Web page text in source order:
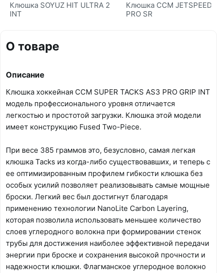
Клюшка SOYUZ HIT ULTRA 2
INT
Клюшка CCM JETSPEED
PRO SR
О товаре
Описание
Клюшка хоккейная CCM SUPER TACKS AS3 PRO GRIP INT
модель профессионального уровня отличается
легкостью и простотой загрузки. Клюшка этой модели
имеет конструкцию Fused Two-Piece.
При весе 385 граммов это, безусловно, самая легкая
клюшка Tacks из когда-либо существовавших, и теперь с
ее оптимизированным профилем гибкости клюшка без
особых усилий позволяет реализовывать самые мощные
броски. Легкий вес был достигнут благодаря
применению технологии NanoLite Carbon Layering,
которая позволила использовать меньшее количество
слоев углеродного волокна при формировании стенок
трубы для достижения наиболее эффективной передачи
энергии при броске и сохранения высокой прочности и
надежности клюшки. Флагманское углеродное волокно